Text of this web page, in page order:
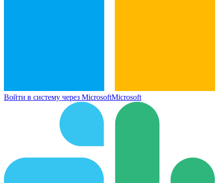
Войти в систему через MicrosoftMicrosoft